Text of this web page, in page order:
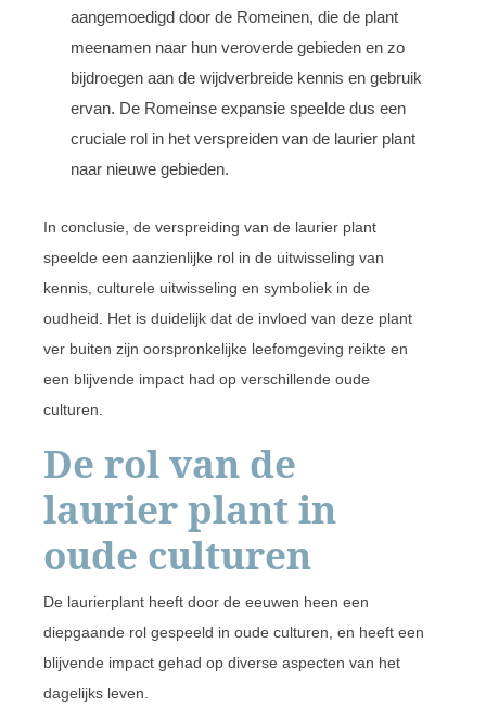
aangemoedigd door de Romeinen, die de plant
meenamen naar hun veroverde gebieden en zo
bijdroegen aan de wijdverbreide kennis en gebruik
ervan. De Romeinse expansie speelde dus een
cruciale rol in het verspreiden van de laurier plant
naar nieuwe gebieden.
In conclusie, de verspreiding van de laurier plant
speelde een aanzienlijke rol in de uitwisseling van
kennis, culturele uitwisseling en symboliek in de
oudheid. Het is duidelijk dat de invloed van deze plant
ver buiten zijn oorspronkelijke leefomgeving reikte en
een blijvende impact had op verschillende oude
culturen.
De rol van de
laurier plant in
oude culturen
De laurierplant heeft door de eeuwen heen een
diepgaande rol gespeeld in oude culturen, en heeft een
blijvende impact gehad op diverse aspecten van het
dagelijks leven.